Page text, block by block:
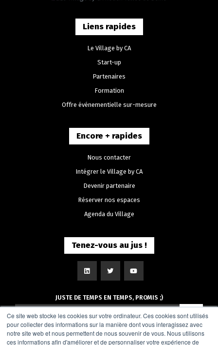
Ce site web stocke les cookies sur votre ordinateur. Ces cookies sont utilisés
pour collecter des informations sur la manière dont vous interagissez avec
notre site web et nous permettent de nous souvenir de vous. Nous utilisons
ces informations afin d'améliorer et de personnaliser votre expérience de
Liens rapides
Le Village by CA
Start-up
Partenaires
Formation
Offre événementielle sur-mesure
Encore + rapides
Nous contacter
Intégrer le Village by CA
Devenir partenaire
Réserver nos espaces
Agenda du Village
Tenez-vous au jus !
JUSTE DE TEMPS EN TEMPS, PROMIS ;)